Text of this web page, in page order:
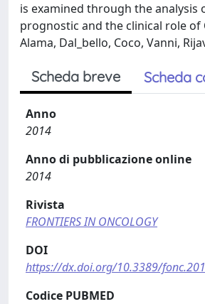
is examined through the
prognostic and the clinical role
Alama, Dal_bello, Coco, Vanni,
Scheda breve Scheda
Anno
2014
Anno di pubblicazione online
2014
Rivista
FRONTIERS IN ONCOLOGY
DOI
https://dx.doi.org/10.3389/
Codice PUBMED